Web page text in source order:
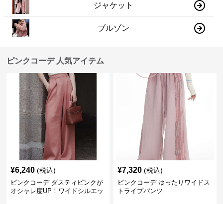
ジャケット
ブルゾン
ピンクコーデ 人気アイテム
¥6,240 (税込)
ピンクコーデ ダスティピンクが
オシャレ度UP！ワイドシルエッ
¥7,320 (税込)
ピンクコーデ ゆったりワイドス
トライプパンツ